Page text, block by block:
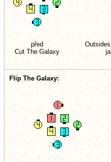
před
Cut The Galaxy
Flip The Galaxy: